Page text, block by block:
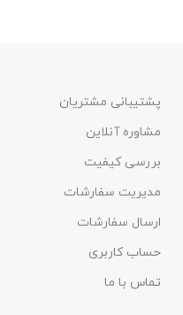
پشتیبانی مشتریان
مشاوره آنلاین
بررسی کیفیت
مدیریت سفارشات
ارسال سفارشات
حساب کاربری
تماس با ما